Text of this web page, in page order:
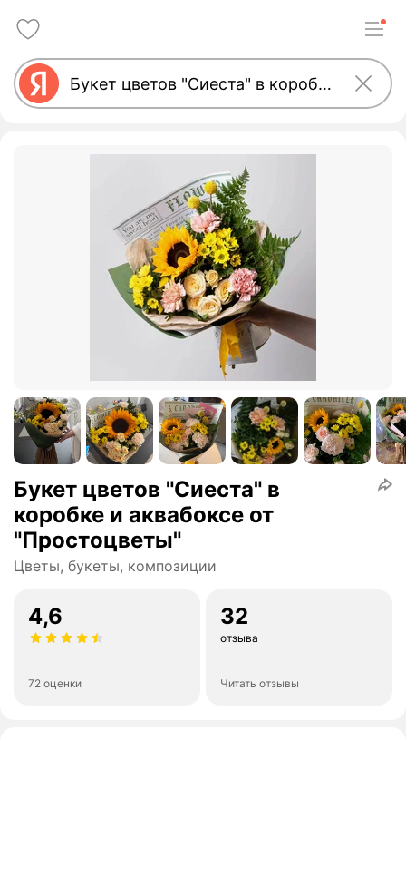
Букет цветов "Сиеста" в
коробке и аквабоксе от
"Простоцветы"
Цветы, букеты, композиции
4,6
72 оценки
32
отзыва
Читать отзывы